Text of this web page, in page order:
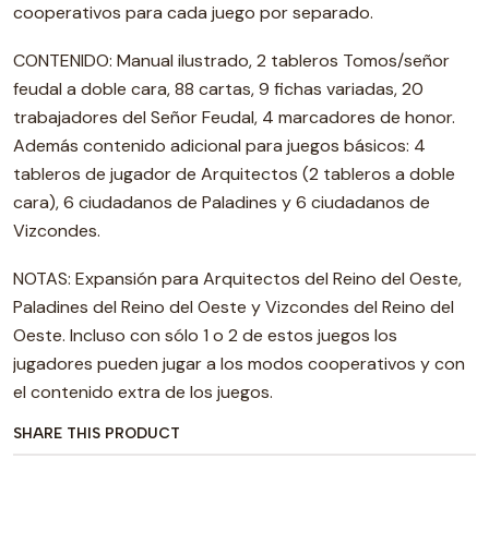
cooperativos para cada juego por separado.
CONTENIDO: Manual ilustrado, 2 tableros Tomos/señor
feudal a doble cara, 88 cartas, 9 fichas variadas, 20
trabajadores del Señor Feudal, 4 marcadores de honor.
Además contenido adicional para juegos básicos: 4
tableros de jugador de Arquitectos (2 tableros a doble
cara), 6 ciudadanos de Paladines y 6 ciudadanos de
Vizcondes.
NOTAS: Expansión para Arquitectos del Reino del Oeste,
Paladines del Reino del Oeste y Vizcondes del Reino del
Oeste. Incluso con sólo 1 o 2 de estos juegos los
jugadores pueden jugar a los modos cooperativos y con
el contenido extra de los juegos.
SHARE THIS PRODUCT